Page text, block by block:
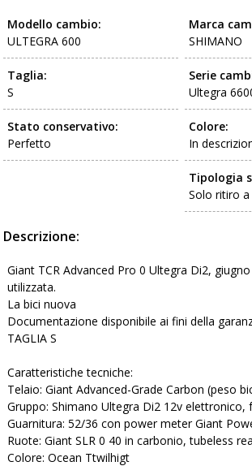
Marca
SHIMANO
Modello cambio:
ULTEGRA 600
Serie
Ultegra
Taglia:
S
Colore:
In
Stato conservativo:
Perfetto
Tipologia
Solo ritiro
Descrizione:
Giant TCR Advanced Pro 0 Ultegra Di2,
utilizzata.
La bici nuova
Documentazione disponibile ai fini della
TAGLIA S
Caratteristiche tecniche:
Telaio: Giant Advanced-Grade Carbon (peso
Gruppo: Shimano Ultegra Di2 12v elettronico,
Guarnitura: 52/36 con power meter Giant
Ruote: Giant SLR 0 40 in carbonio, tubeless
Colore: Ocean Ttwilhigt